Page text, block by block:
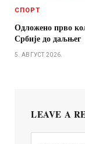
СПОРТ
Одложено прво
Србије до даљњег
5. АВГУСТ 2026.
LEAVE A